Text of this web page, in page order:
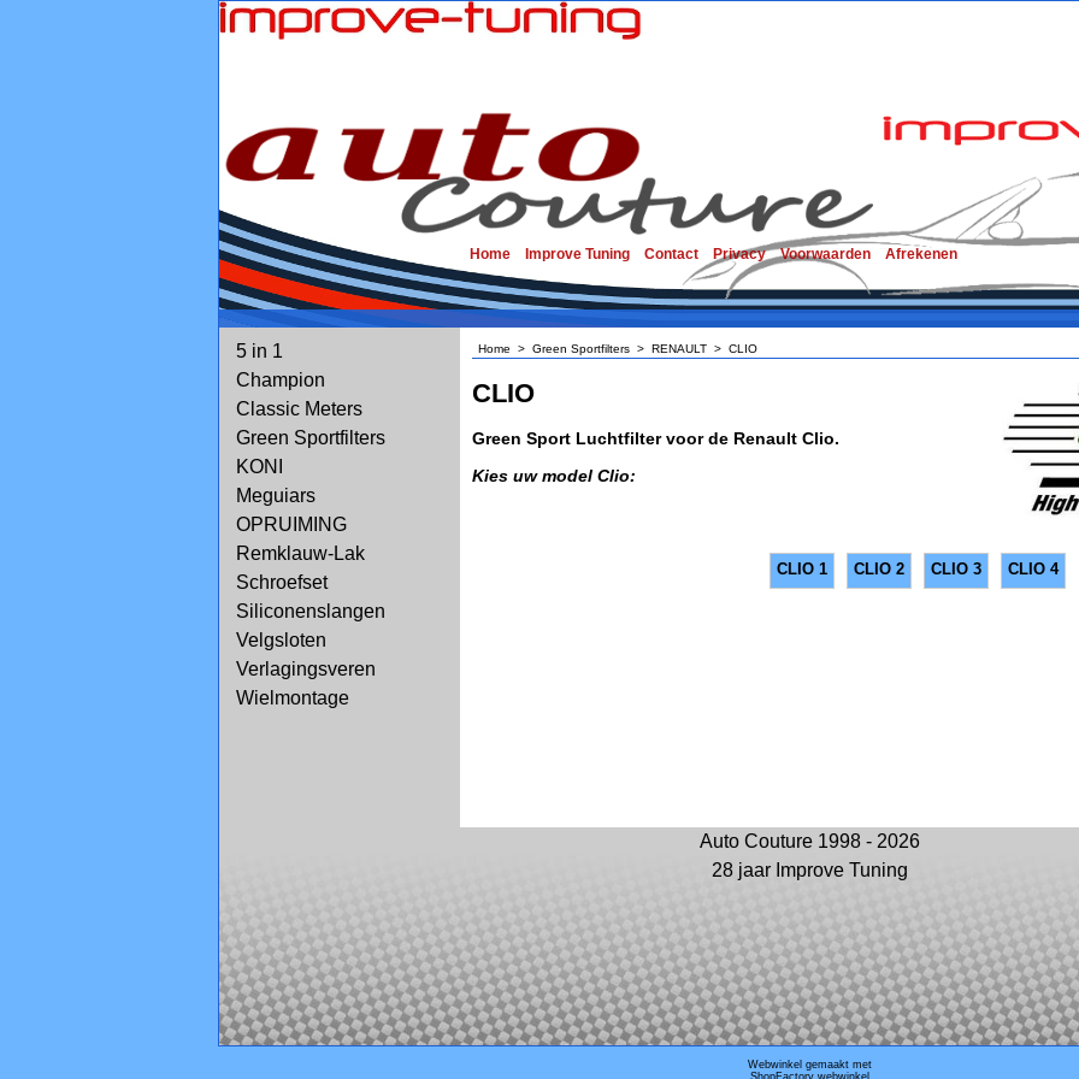
Home Improve Tuning Contact Privacy Voorwaarden Afrekenen
5 in 1
Champion
Classic Meters
Green Sportfilters
KONI
Meguiars
OPRUIMING
Remklauw-Lak
Schroefset
Siliconenslangen
Velgsloten
Verlagingsveren
Wielmontage
Home > Green Sportfilters > RENAULT > CLIO
CLIO
Green Sport Luchtfilter voor de Renault Clio.
Kies uw model Clio:
CLIO 1 CLIO 2 CLIO 3 CLIO 4
Auto Couture 1998 - 2026
28 jaar Improve Tuning
Webwinkel gemaakt met
ShopFactory webwinkel